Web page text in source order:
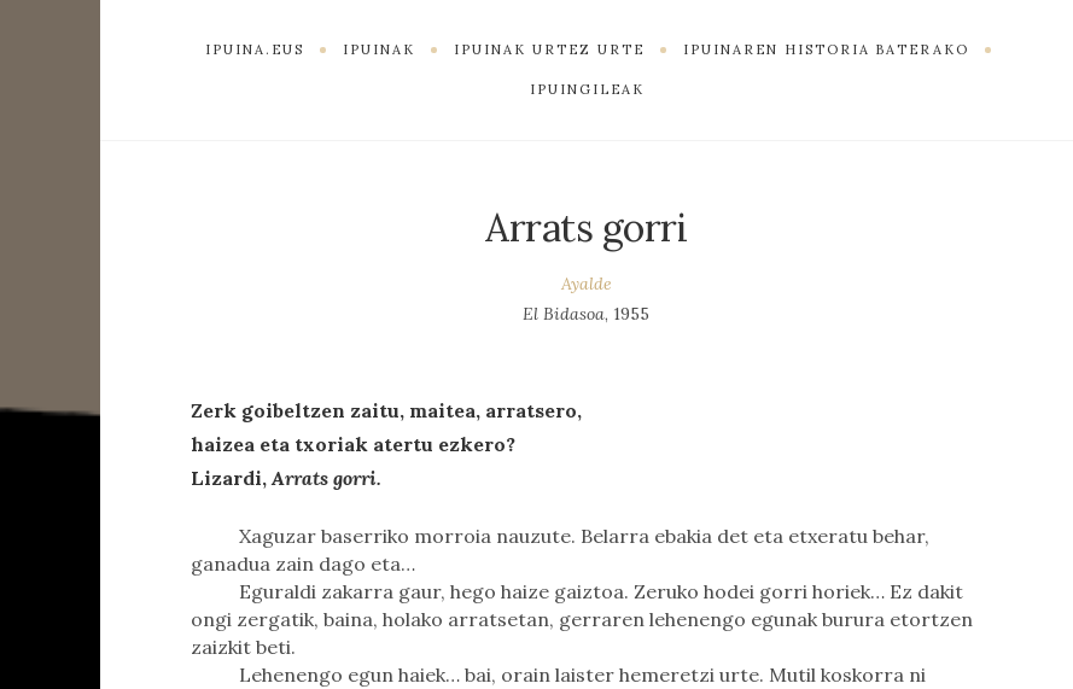
IPUINA.EUS IPUINAK IPUINAK URTEZ URTE IPUINAREN HISTORIA BATERAKO
IPUINGILEAK
Arrats gorri
Ayalde
El Bidasoa, 1955
Zerk goibeltzen zaitu, maitea, arratsero,
haizea eta txoriak atertu ezkero?
Lizardi,Arrats gorri.
Xaguzar baserriko morroia nauzute. Belarra ebakia det eta etxeratu behar,
ganadua zain dago eta…
Eguraldi zakarra gaur, hego haize gaiztoa. Zeruko hodei gorri horiek… Ez dakit
ongi zergatik, baina, holako arratsetan, gerraren lehenengo egunak burura etortzen
zaizkit beti.
Lehenengo egun haiek… bai, orain laister hemeretzi urte. Mutil koskorra ni